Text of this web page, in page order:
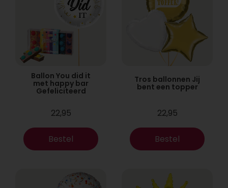
Ballon You did it
met happy bar
Gefeliciteerd
22,95
Bestel
Tros ballonnen Jij
bent een topper
22,95
Bestel